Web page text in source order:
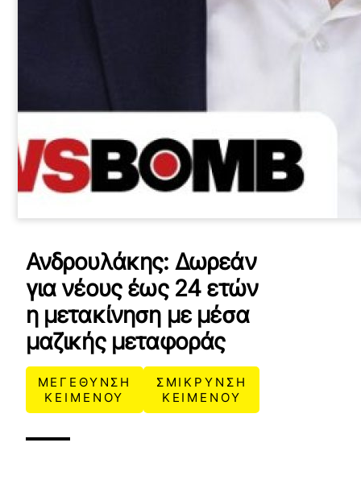
Ανδρουλάκης: Δωρεάν
για νέους έως 24 ετών
η μετακίνηση με μέσα
μαζικής μεταφοράς
ΜΕΓΕΘΥΝΣΗ
ΚΕΙΜΕΝΟΥ
ΣΜΙΚΡΥΝΣΗ
ΚΕΙΜΕΝΟΥ